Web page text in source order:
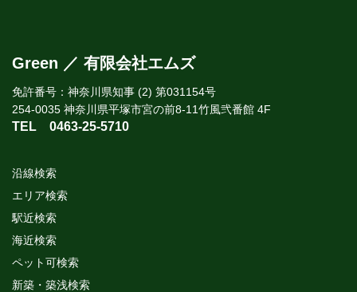
Green ／ 有限会社エムズ
免許番号：神奈川県知事 (2) 第031154号
254-0035 神奈川県平塚市宮の前8-11竹風弐番館 4F
TEL 0463-25-5710
沿線検索
エリア検索
駅近検索
海近検索
ペット可検索
新築・築浅検索